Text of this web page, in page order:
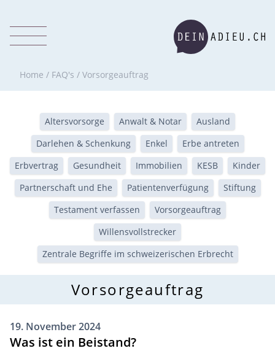
Home / FAQ's / Vorsorgeauftrag
Altersvorsorge Anwalt & Notar
Ausland
Darlehen & Schenkung
Enkel
Erbe antreten
Erbvertrag
Gesundheit Immobilien KESB
Kinder
Partnerschaft und Ehe
Patientenverfügung
Stiftung
Testament verfassen
Vorsorgeauftrag
Willensvollstrecker
Zentrale Begriffe im schweizerischen Erbrecht
Vorsorgeauftrag
19. November 2024
Was ist ein Beistand?